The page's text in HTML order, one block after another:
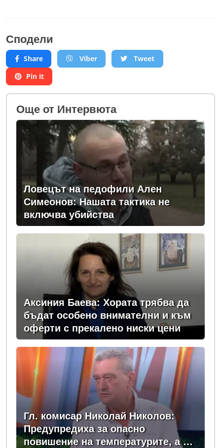
Сподели
Share Viber
Tweet
Pin it
Oще от Интервюта
Ловецът на педофили Ален
Симеонов: Нашата тактика не
включва убийства
Аксиния Баева: Хората трябва да
бъдат особено внимателни и към
оферти с прекалено ниски цени
Гл. комисар Николай Николов:
Предупредиха за опасно
повишение на температурите, а в